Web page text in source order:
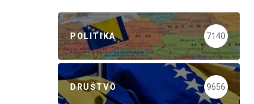
POLITIKA 7140
DRUŠTVO 9656